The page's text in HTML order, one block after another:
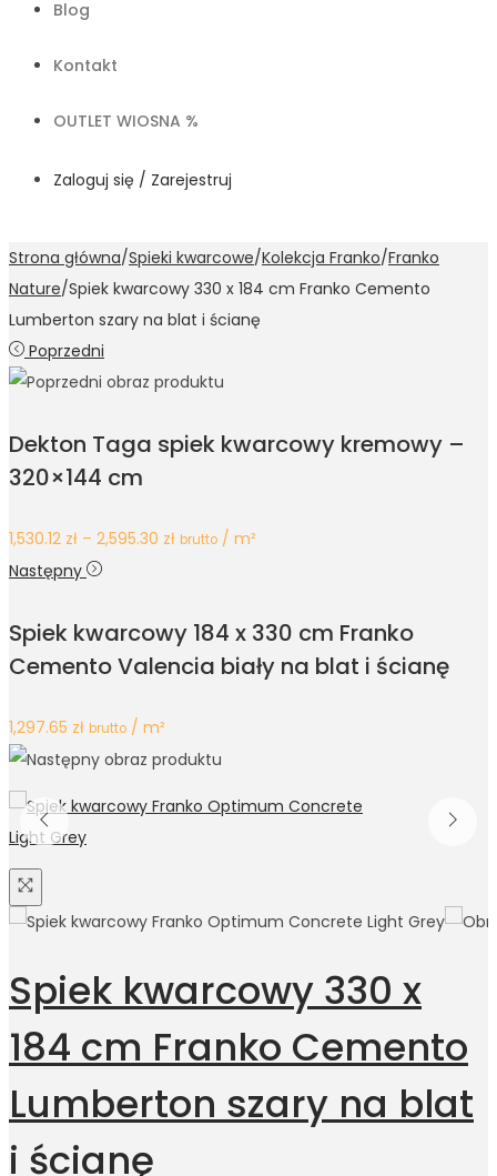
Blog
Kontakt
OUTLET WIOSNA %
Zaloguj się / Zarejestruj
Strona główna/Spieki kwarcowe/Kolekcja Franko/Franko
Nature/Spiek kwarcowy 330 x 184 cm Franko Cemento
Lumberton szary na blat i ścianę
Poprzedni
Dekton Taga spiek kwarcowy kremowy –
320×144 cm
1,530.12 zł – 2,595.30 zł brutto / m²
Następny
Spiek kwarcowy 184 x 330 cm Franko
Cemento Valencia biały na blat i ścianę
1,297.65 zł brutto / m²
Spiek kwarcowy 330 x
184 cm Franko Cemento
Lumberton szary na blat
i ścianę